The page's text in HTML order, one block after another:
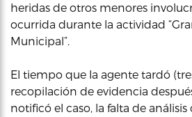
heridas de otros menores
ocurrida durante la actividad
Municipal”.
El tiempo que la agente tardó
recopilación de evidencia
notificó el caso, la falta de